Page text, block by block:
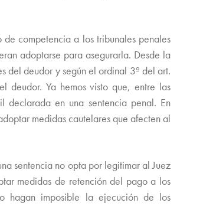
competencia a los tribunales penales
adoptarse para asegurarla. Desde la
del deudor y según el ordinal 3º del art.
deudor. Ya hemos visto que, entre las
en una sentencia penal. En
medidas cautelares que afecten al
sentencia no opta por legitimar al Juez
medidas de retención del pago a los
hagan imposible la ejecución de los